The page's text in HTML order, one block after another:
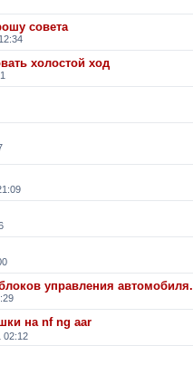
совета
холостой ход
управления автомобиля.
на nf ng aar
02:12